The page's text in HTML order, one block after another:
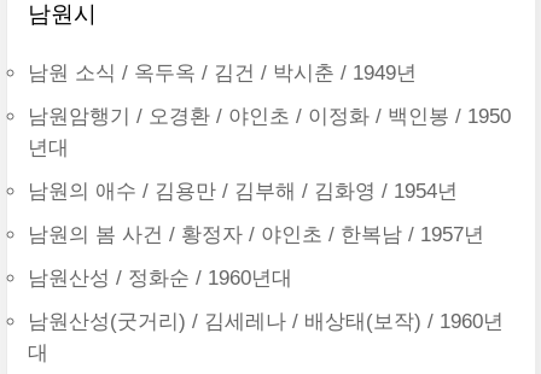
남원시
남원 소식 / 옥두옥 / 김건 / 박시춘 / 1949년
남원암행기 / 오경환 / 야인초 / 이정화 / 백인봉 / 1950
년대
남원의 애수 / 김용만 / 김부해 / 김화영 / 1954년
남원의 봄 사건 / 황정자 / 야인초 / 한복남 / 1957년
남원산성 / 정화순 / 1960년대
남원산성(굿거리) / 김세레나 / 배상태(보작) / 1960년
대